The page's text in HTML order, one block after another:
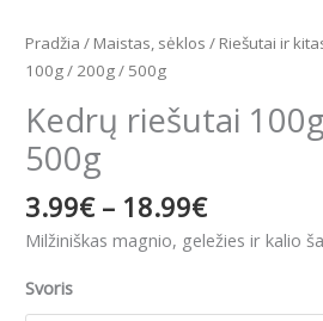
Pradžia / Maistas, sėklos / Riešutai ir
100g / 200g / 500g
Kedrų riešutai
500g
3.99€ – 18.99€
Milžiniškas magnio, geležies ir kalio
Svoris